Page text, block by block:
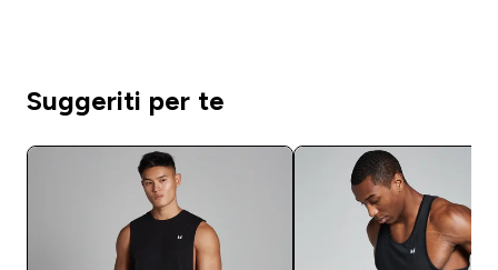
Suggeriti per te